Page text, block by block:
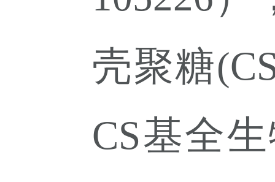
壳聚糖
CS基全